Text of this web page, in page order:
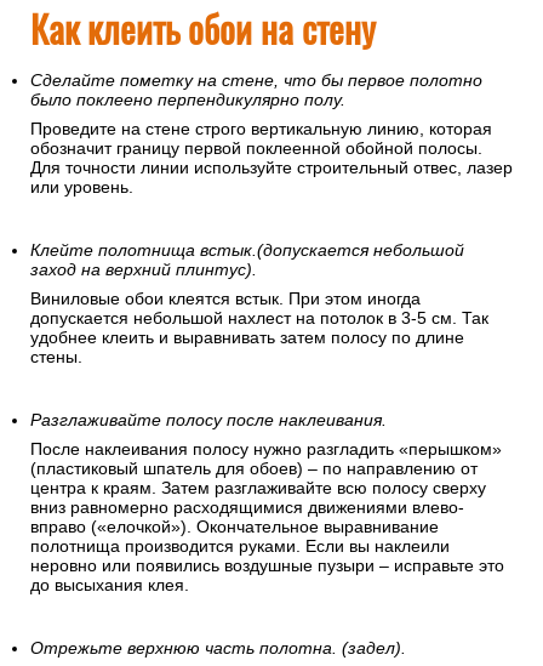
Как клеить обои на стену
Сделайте пометку на стене, что бы первое полотно
было поклеено перпендикулярно полу.
Проведите на стене строго вертикальную линию, которая
обозначит границу первой поклеенной обойной полосы.
Для точности линии используйте строительный отвес, лазер
или уровень.
Клейте полотнища встык.(допускается небольшой
заход на верхний плинтус).
Виниловые обои клеятся встык. При этом иногда
допускается небольшой нахлест на потолок в 3-5 см. Так
удобнее клеить и выравнивать затем полосу по длине
стены.
Разглаживайте полосу после наклеивания.
После наклеивания полосу нужно разгладить «перышком»
(пластиковый шпатель для обоев) – по направлению от
центра к краям. Затем разглаживайте всю полосу сверху
вниз равномерно расходящимися движениями влево-
вправо («елочкой»). Окончательное выравнивание
полотнища производится руками. Если вы наклеили
неровно или появились воздушные пузыри – исправьте это
до высыхания клея.
Отрежьте верхнюю часть полотна. (задел).